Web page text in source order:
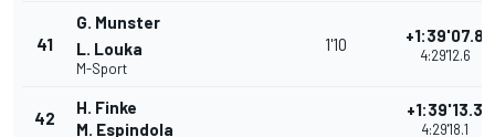
41
G. Munster
L. Louka
M-Sport
1'10 +1:39'07.8
4:29'12.6
42
H. Finke
M. Espindola
+1:39'13.3
4:29'18.1